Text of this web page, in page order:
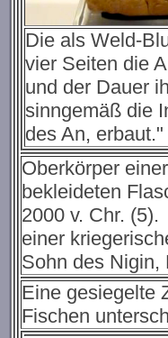
Die als Weld-
vier Seiten die
und der Dauer
sinngemäß die
des An,
Oberkörper
bekleideten
2000 v. Chr.
einer
Sohn des Nigin,
Eine gesiegelte
Fischen